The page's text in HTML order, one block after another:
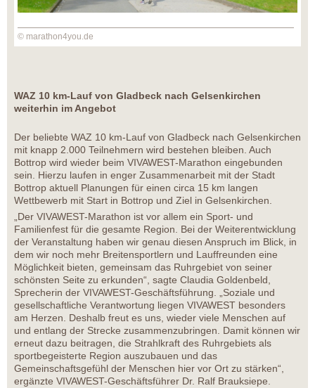
© marathon4you.de
WAZ 10 km-Lauf von Gladbeck nach Gelsenkirchen
weiterhin im Angebot
Der beliebte WAZ 10 km-Lauf von Gladbeck nach Gelsenkirchen
mit knapp 2.000 Teilnehmern wird bestehen bleiben. Auch
Bottrop wird wieder beim VIVAWEST-Marathon eingebunden
sein. Hierzu laufen in enger Zusammenarbeit mit der Stadt
Bottrop aktuell Planungen für einen circa 15 km langen
Wettbewerb mit Start in Bottrop und Ziel in Gelsenkirchen.
„Der VIVAWEST-Marathon ist vor allem ein Sport- und
Familienfest für die gesamte Region. Bei der Weiterentwicklung
der Veranstaltung haben wir genau diesen Anspruch im Blick, in
dem wir noch mehr Breitensportlern und Lauffreunden eine
Möglichkeit bieten, gemeinsam das Ruhrgebiet von seiner
schönsten Seite zu erkunden“, sagte Claudia Goldenbeld,
Sprecherin der VIVAWEST-Geschäftsführung. „Soziale und
gesellschaftliche Verantwortung liegen VIVAWEST besonders
am Herzen. Deshalb freut es uns, wieder viele Menschen auf
und entlang der Strecke zusammenzubringen. Damit können wir
erneut dazu beitragen, die Strahlkraft des Ruhrgebiets als
sportbegeisterte Region auszubauen und das
Gemeinschaftsgefühl der Menschen hier vor Ort zu stärken“,
ergänzte VIVAWEST-Geschäftsführer Dr. Ralf Brauksiepe.